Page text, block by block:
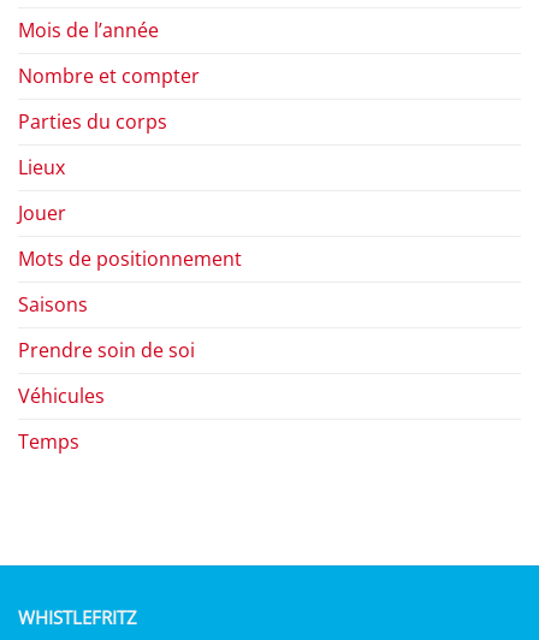
Mois de l’année
Nombre et compter
Parties du corps
Lieux
Jouer
Mots de positionnement
Saisons
Prendre soin de soi
Véhicules
Temps
WHISTLEFRITZ